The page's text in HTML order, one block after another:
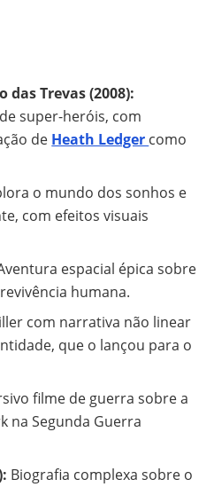
das Trevas (2008):
super-heróis, com
de Heath Ledger como
o mundo dos sonhos e
com efeitos visuais
espacial épica sobre
humana.
com narrativa não linear
que o lançou para o
filme de guerra sobre a
na Segunda Guerra
Biografia complexa sobre o